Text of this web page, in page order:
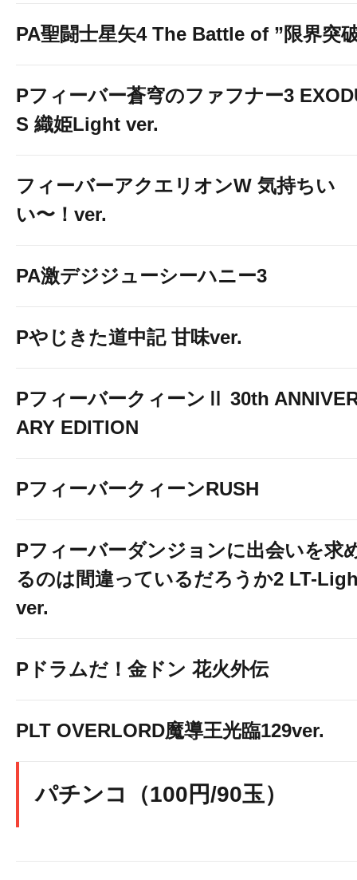
PA聖闘士星矢4 The Battle of ”限界突
Pフィーバー蒼穹のファフナー3
S 織姫Light ver.
フィーバーアクエリオンW 気持ちい
い〜！ver.
PA激デジジューシーハニー3
Pやじきた道中記 甘味ver.
PフィーバークィーンⅡ 30th
ARY EDITION
PフィーバークィーンRUSH
Pフィーバーダンジョンに出会いを求
るのは間違っているだろうか2 LT-
ver.
Pドラムだ！金ドン 花火外伝
PLT OVERLORD魔導王光臨129ver.
パチンコ（100円/90玉）